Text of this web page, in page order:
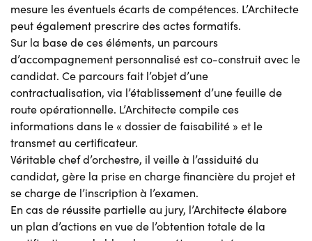
mesure les éventuels écarts de compétences. L’Architecte
peut également prescrire des actes formatifs.
Sur la base de ces éléments, un parcours
d’accompagnement personnalisé est co-construit avec le
candidat. Ce parcours fait l’objet d’une
contractualisation, via l’établissement d’une feuille de
route opérationnelle. L’Architecte compile ces
informations dans le « dossier de faisabilité » et le
transmet au certificateur.
Véritable chef d’orchestre, il veille à l’assiduité du
candidat, gère la prise en charge financière du projet et
se charge de l’inscription à l’examen.
En cas de réussite partielle au jury, l’Architecte élabore
un plan d’actions en vue de l’obtention totale de la